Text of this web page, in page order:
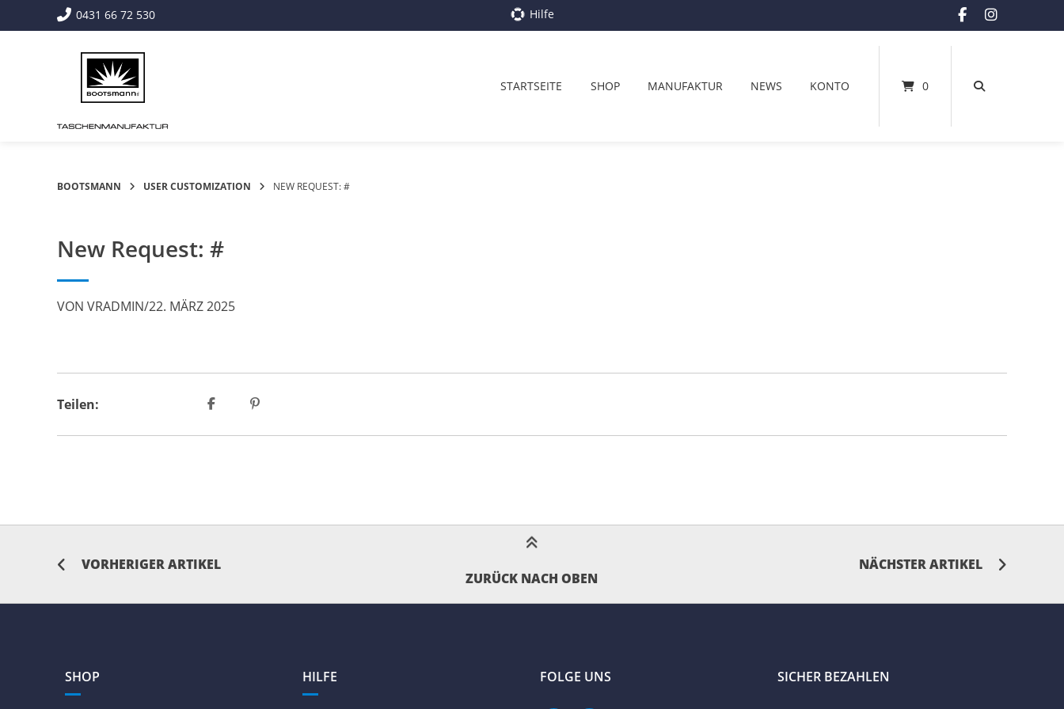
zum
0431 66 72 530 Hilfe
STARTSEITE SHOP MANUFAKTUR NEWS KONTO 0
BOOTSMANN USER CUSTOMIZATION NEW REQUEST: #
New Request: #
VON VRADMIN/22. MÄRZ 2025
Teilen:
VORHERIGER ARTIKEL
NÄCHSTER ARTIKEL
ZURÜCK NACH OBEN
SHOP HILFE FOLGE UNS SICHER BEZAHLEN